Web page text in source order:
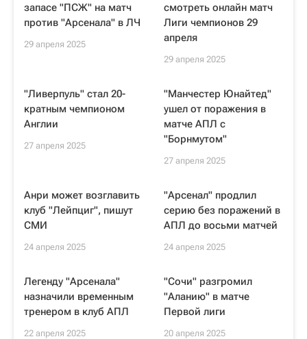
запасе "ПСЖ" на матч
против "Арсенала" в ЛЧ
29 апреля 2025
смотреть онлайн матч
Лиги чемпионов 29
апреля
29 апреля 2025
"Ливерпуль" стал 20-
кратным чемпионом
Англии
27 апреля 2025
"Манчестер Юнайтед"
ушел от поражения в
матче АПЛ с
"Борнмутом"
27 апреля 2025
Анри может возглавить
клуб "Лейпциг", пишут
СМИ
24 апреля 2025
"Арсенал" продлил
серию без поражений в
АПЛ до восьми матчей
24 апреля 2025
Легенду "Арсенала"
назначили временным
тренером в клуб АПЛ
22 апреля 2025
"Сочи" разгромил
"Аланию" в матче
Первой лиги
20 апреля 2025